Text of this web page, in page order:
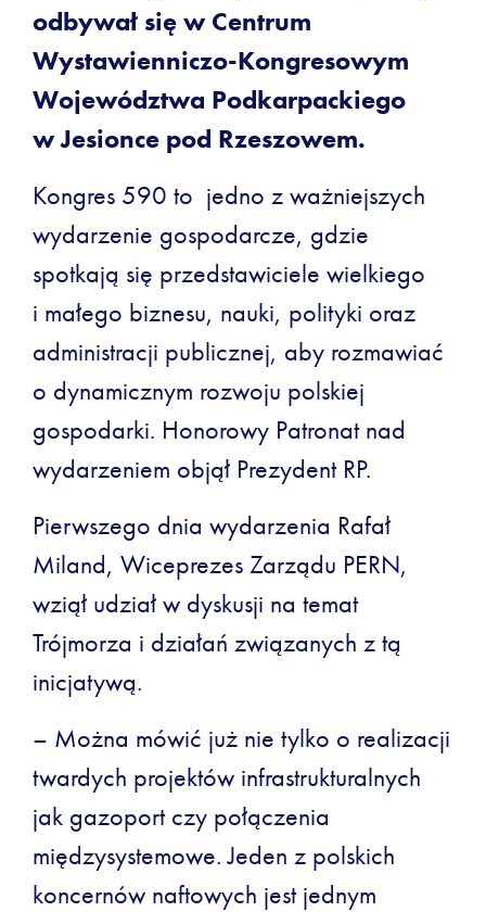
odbywał się w Centrum
Wystawienniczo-Kongresowym
Województwa Podkarpackiego
w Jesionce pod Rzeszowem.
Kongres 590 to jedno z ważniejszych
wydarzenie gospodarcze, gdzie
spotkają się przedstawiciele wielkiego
i małego biznesu, nauki, polityki oraz
administracji publicznej, aby rozmawiać
o dynamicznym rozwoju polskiej
gospodarki. Honorowy Patronat nad
wydarzeniem objął Prezydent RP.
Pierwszego dnia wydarzenia Rafał
Miland, Wiceprezes Zarządu PERN,
wziął udział w dyskusji na temat
Trójmorza i działań związanych z tą
inicjatywą.
– Można mówić już nie tylko o realizacji
twardych projektów infrastrukturalnych
jak gazoport czy połączenia
międzysystemowe. Jeden z polskich
koncernów naftowych jest jednym